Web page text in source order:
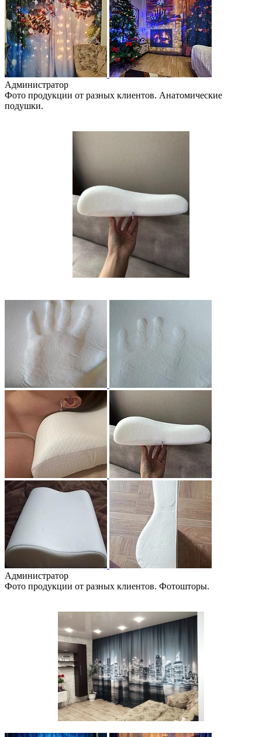
Администратор
Фото продукции от разных клиентов. Анатомические
подушки.
Администратор
Фото продукции от разных клиентов. Фотошторы.